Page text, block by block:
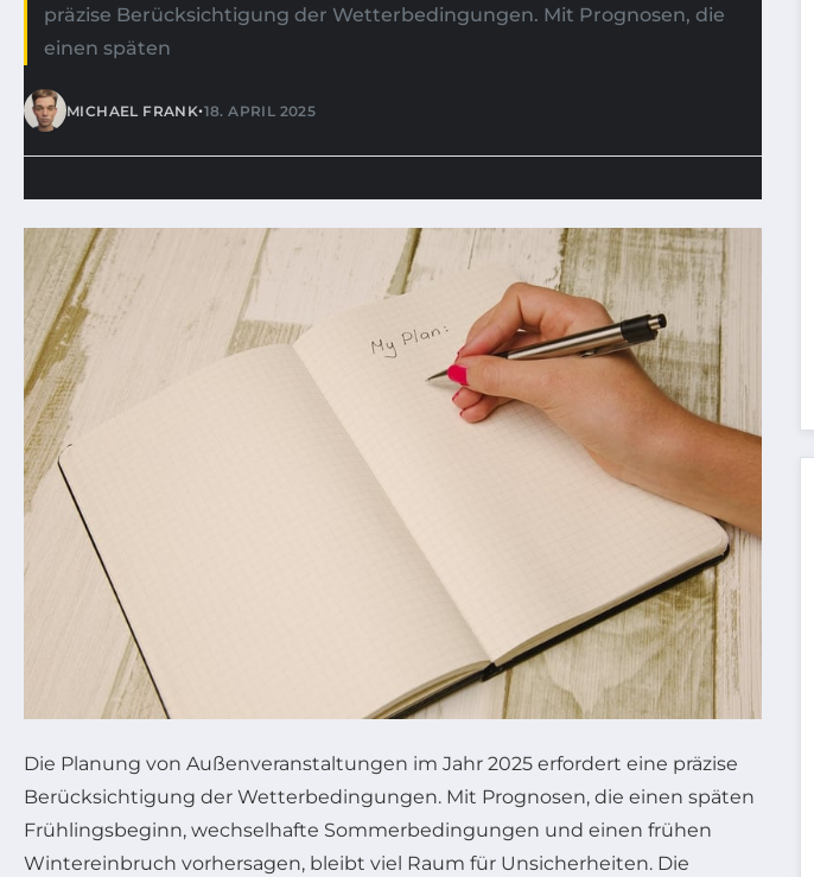
präzise Berücksichtigung der Wetterbedingungen. Mit Prognosen, die
einen späten
MICHAEL FRANK•18. APRIL 2025
Die Planung von Außenveranstaltungen im Jahr 2025 erfordert eine präzise
Berücksichtigung der Wetterbedingungen. Mit Prognosen, die einen späten
Frühlingsbeginn, wechselhafte Sommerbedingungen und einen frühen
Wintereinbruch vorhersagen, bleibt viel Raum für Unsicherheiten. Die